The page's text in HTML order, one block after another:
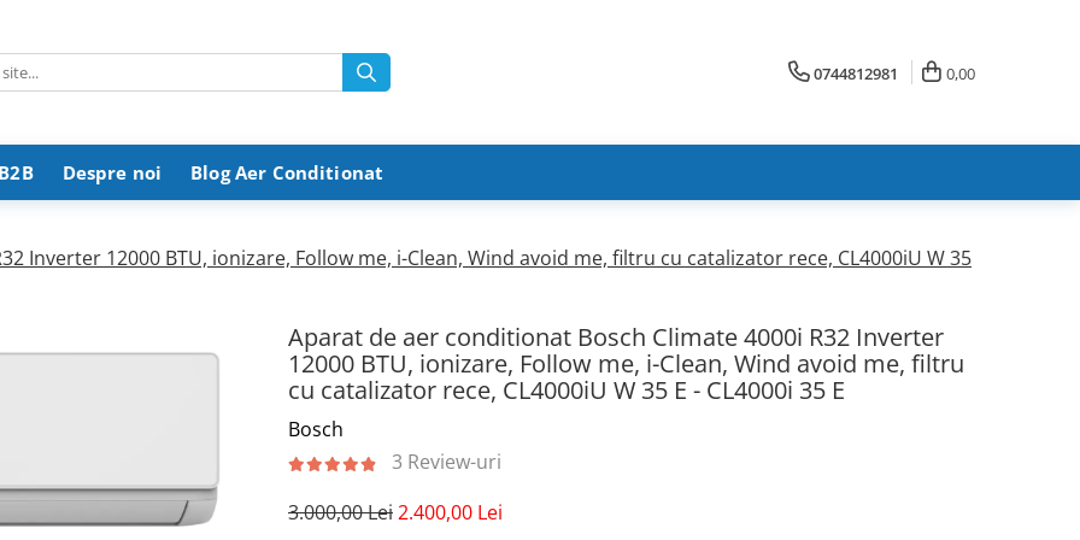
0744812981 0,00
Despre noi Blog Aer Conditionat
Inverter 12000 BTU, ionizare, Follow me, i-Clean, Wind avoid me, filtru cu catalizator rece, CL4000iU W 35
Aparat de aer conditionat Bosch Climate 4000i R32 Inverter
12000 BTU, ionizare, Follow me, i-Clean, Wind avoid me, filtru
cu catalizator rece, CL4000iU W 35 E - CL4000i 35 E
Bosch
3 Review-uri
3.000,00 Lei2.400,00 Lei